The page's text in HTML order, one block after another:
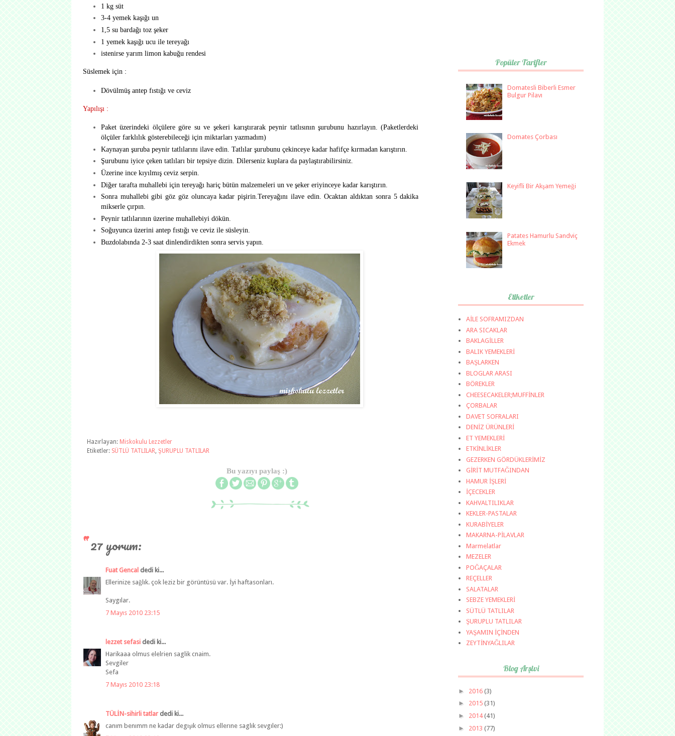
1 kg süt
3-4 yemek kaşığı un
1,5 su bardağı toz şeker
1 yemek kaşığı ucu ile tereyağı
istenirse yarım limon kabuğu rendesi
Süslemek için :
Dövülmüş antep fıstığı ve ceviz
Yapılışı :
Paket üzerindeki ölçülere göre su ve şekeri karıştırarak peynir tatlısının şurubunu hazırlayın. (Paketlerdeki
ölçüler farklılık gösterebileceği için miktarları yazmadım)
Kaynayan şuruba peynir tatlılarını ilave edin. Tatlılar şurubunu çekinceye kadar hafifçe kırmadan karıştırın.
Şurubunu iyice çeken tatlıları bir tepsiye dizin. Dilerseniz kuplara da paylaştırabilirsiniz.
Üzerine ince kıyılmış ceviz serpin.
Diğer tarafta muhallebi için tereyağı hariç bütün malzemeleri un ve şeker eriyinceye kadar karıştırın.
Sonra muhallebi gibi göz göz oluncaya kadar pişirin.Tereyağını ilave edin. Ocaktan aldıktan sonra 5 dakika
mikserle çırpın.
Peynir tatlılarının üzerine muhallebiyi dökün.
Soğuyunca üzerini antep fıstığı ve ceviz ile süsleyin.
Buzdolabında 2-3 saat dinlendirdikten sonra servis yapın.
Hazırlayan: Miskokulu Lezzetler
Etiketler: SÜTLÜ TATLILAR, ŞURUPLU TATLILAR
Bu yazıyı paylaş :)
27 yorum:
Fuat Gencal dedi ki...
Ellerinize sağlık. çok leziz bir görüntüsü var. İyi haftasonları.
Saygılar.
7 Mayıs 2010 23:15
lezzet sefasi dedi ki...
Harikaaa olmus elelrien saglik cnaim.
Sevgiler
Sefa
7 Mayıs 2010 23:18
TÜLİN-sihirli tatlar dedi ki...
canım benımm ne kadar degışık olmus ellerıne saglık sevgıler:)
Popüler Tarifler
Domatesli Biberli Esmer
Bulgur Pilavı
Domates Çorbası
Keyifli Bir Akşam Yemeği
Patates Hamurlu Sandviç
Ekmek
Etiketler
AİLE SOFRAMIZDAN
ARA SICAKLAR
BAKLAGİLLER
BALIK YEMEKLERİ
BAŞLARKEN
BLOGLAR ARASI
BÖREKLER
CHEESECAKELER;MUFFİNLER
ÇORBALAR
DAVET SOFRALARI
DENİZ ÜRÜNLERİ
ET YEMEKLERİ
ETKİNLİKLER
GEZERKEN GÖRDÜKLERİMİZ
GİRİT MUTFAĞINDAN
HAMUR İŞLERİ
İÇECEKLER
KAHVALTILIKLAR
KEKLER-PASTALAR
KURABİYELER
MAKARNA-PİLAVLAR
Marmelatlar
MEZELER
POĞAÇALAR
REÇELLER
SALATALAR
SEBZE YEMEKLERİ
SÜTLÜ TATLILAR
ŞURUPLU TATLILAR
YAŞAMIN İÇİNDEN
ZEYTİNYAĞLILAR
Blog Arşivi
► 2016 (3)
► 2015 (31)
► 2014(41)
► 2013 (77)